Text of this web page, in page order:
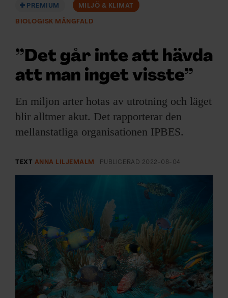
ÄMNEN
ARKIV & E-TIDNING
LYSSNA/PODD
EVENEMANG & RESOR
SHOP
KONTAKTA F&F
SKRIV I F&F
PRENUMERERA PÅ F&F
ANNONSERA I F&F
PREMIUM MILJÖ & KLIMAT
BIOLOGISK MÅNGFALD
”Det går inte att hävda
att man inget visste”
En miljon arter hotas av utrotning och läget
blir alltmer akut. Det rapporterar den
mellanstatliga organisationen IPBES.
TEXT ANNA LILJEMALM PUBLICERAD 2022-08-04